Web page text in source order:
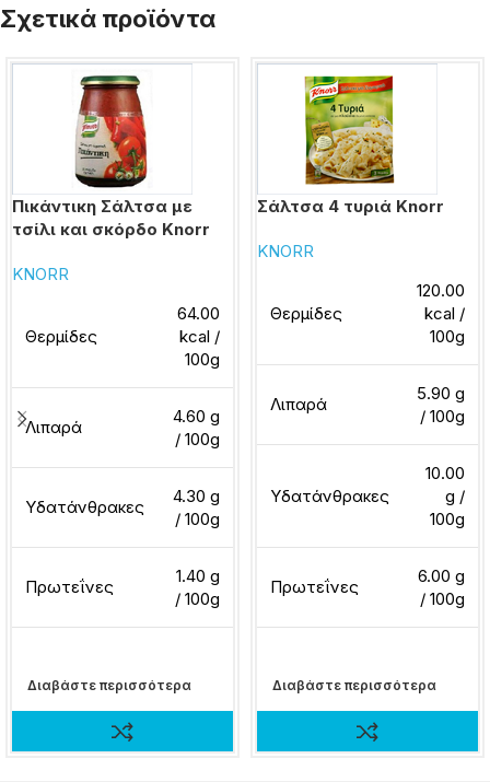
Σχετικά προϊόντα
Πικάντικη Σάλτσα με
τσίλι και σκόρδο Knorr
KNORR
Θερμίδες
64.00
kcal /
100g
Λιπαρά
4.60 g
/ 100g
Υδατάνθρακες
4.30 g
/ 100g
Πρωτεΐνες
1.40 g
/ 100g
Διαβάστε περισσότερα
Σάλτσα 4 τυριά Knorr
KNORR
Θερμίδες
120.00
kcal /
100g
Λιπαρά
5.90 g
/ 100g
Υδατάνθρακες
10.00
g /
100g
Πρωτεΐνες
6.00 g
/ 100g
Διαβάστε περισσότερα